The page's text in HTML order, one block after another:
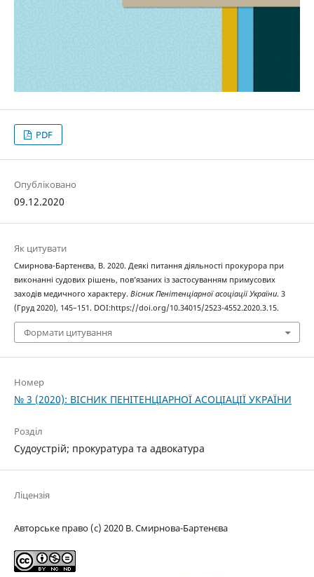
PDF
Опубліковано
09.12.2020
Як цитувати
Смирнова-Бартенєва, В. 2020. Деякі питання діяльності прокурора при
виконанні судових рішень, пов’язаних із застосуванням примусових
заходів медичного характеру. Вісник Пенітенціарної асоціації України. 3
(Груд 2020), 145–151. DOI:https://doi.org/10.34015/2523-4552.2020.3.15.
Формати цитування
Номер
№ 3 (2020): ВІСНИК ПЕНІТЕНЦІАРНОЇ АСОЦІАЦІЇ УКРАЇНИ
Розділ
Судоустрій; прокуратура та адвокатура
Ліцензія
Авторське право (c) 2020 В. Смирнова-Бартенєва